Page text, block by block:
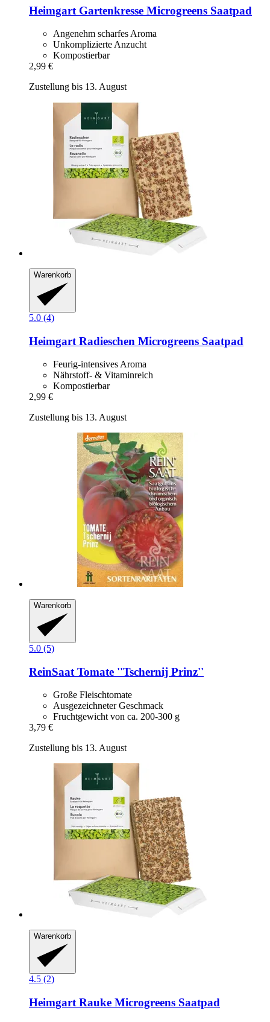
Heimgart Gartenkresse Microgreens Saatpad
Angenehm scharfes Aroma
Unkomplizierte Anzucht
Kompostierbar
2,99 €
Zustellung bis 13. August
Warenkorb
5.0 (4)
Heimgart Radieschen Microgreens Saatpad
Feurig-intensives Aroma
Nährstoff- & Vitaminreich
Kompostierbar
2,99 €
Zustellung bis 13. August
Warenkorb
5.0 (5)
ReinSaat Tomate ''Tschernij Prinz''
Große Fleischtomate
Ausgezeichneter Geschmack
Fruchtgewicht von ca. 200-300 g
3,79 €
Zustellung bis 13. August
Warenkorb
4.5 (2)
Heimgart Rauke Microgreens Saatpad